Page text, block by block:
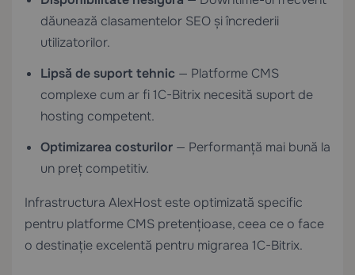
dăunează clasamentelor SEO și încrederii
utilizatorilor.
Lipsă de suport tehnic — Platforme CMS
complexe cum ar fi 1C-Bitrix necesită suport de
hosting competent.
Optimizarea costurilor — Performanță mai bună la
un preț competitiv.
Infrastructura AlexHost este optimizată specific
pentru platforme CMS pretențioase, ceea ce o face
o destinație excelentă pentru migrarea 1C-Bitrix.